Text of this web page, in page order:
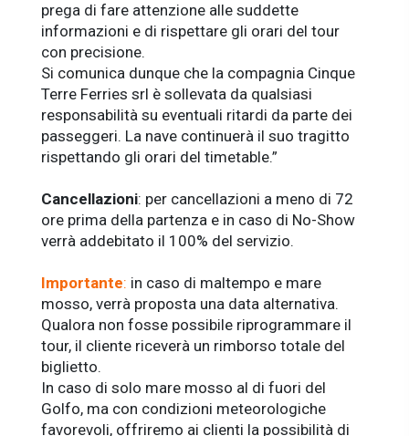
prega di fare attenzione alle suddette
informazioni e di rispettare gli orari del tour
con precisione.
Si comunica dunque che la compagnia Cinque
Terre Ferries srl è sollevata da qualsiasi
responsabilità su eventuali ritardi da parte dei
passeggeri. La nave continuerà il suo tragitto
rispettando gli orari del timetable.”
Cancellazioni: per cancellazioni a meno di 72
ore prima della partenza e in caso di No-Show
verrà addebitato il 100% del servizio.
Importante: in caso di maltempo e mare
mosso, verrà proposta una data alternativa.
Qualora non fosse possibile riprogrammare il
tour, il cliente riceverà un rimborso totale del
biglietto.
In caso di solo mare mosso al di fuori del
Golfo, ma con condizioni meteorologiche
favorevoli, offriremo ai clienti la possibilità di